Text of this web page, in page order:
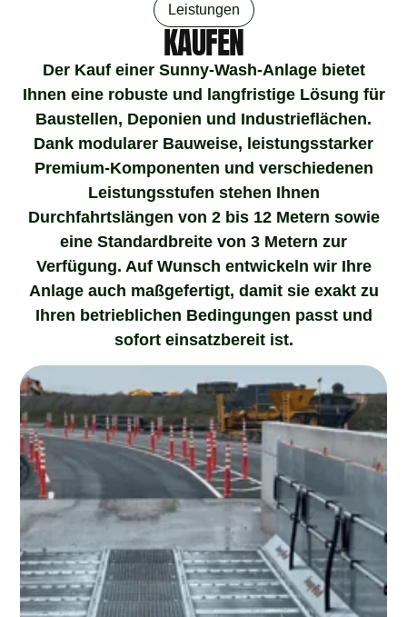
Leistungen
KAUFEN
Der Kauf einer Sunny-Wash-Anlage bietet
Ihnen eine robuste und langfristige Lösung für
Baustellen, Deponien und Industrieflächen.
Dank modularer Bauweise, leistungsstarker
Premium-Komponenten und verschiedenen
Leistungsstufen stehen Ihnen
Durchfahrtslängen von 2 bis 12 Metern sowie
eine Standardbreite von 3 Metern zur
Verfügung. Auf Wunsch entwickeln wir Ihre
Anlage auch maßgefertigt, damit sie exakt zu
Ihren betrieblichen Bedingungen passt und
sofort einsatzbereit ist.